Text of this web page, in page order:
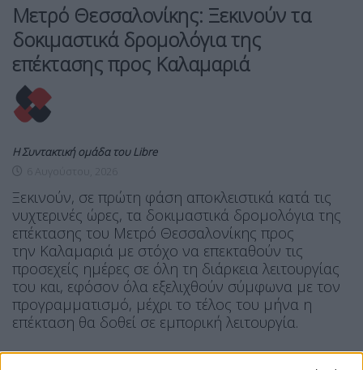
Μετρό Θεσσαλονίκης: Ξεκινούν τα
δοκιμαστικά δρομολόγια της
επέκτασης προς Καλαμαριά
Η Συντακτική ομάδα του Libre
Ξεκινούν, σε πρώτη φάση αποκλειστικά κατά τις
νυχτερινές ώρες, τα δοκιμαστικά δρομολόγια της
επέκτασης του Μετρό Θεσσαλονίκης προς
την Καλαμαριά με στόχο να επεκταθούν τις
προσεχείς ημέρες σε όλη τη διάρκεια λειτουργίας
του και, εφόσον όλα εξελιχθούν σύμφωνα με τον
προγραμματισμό, μέχρι το τέλος του μήνα η
επέκταση θα δοθεί σε εμπορική λειτουργία.